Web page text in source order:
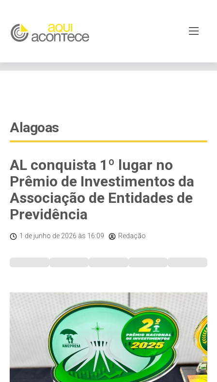
googleb82de9a22cec23e8.html
Alagoas
AL conquista 1º lugar no
Prêmio de Investimentos da
Associação de Entidades de
Previdência
1 de junho de 2026 às 16:09 Redação